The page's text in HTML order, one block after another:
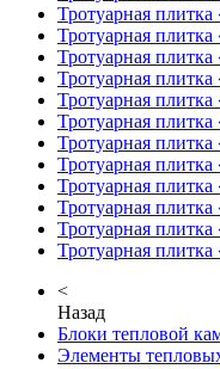
Тротуарная плитка
Тротуарная плитка
Тротуарная плитка
Тротуарная плитка
Тротуарная
Тротуарная плитка
Тротуарная
Тротуарная плитка
Тротуарная
Тротуарная
Тротуарная плитка
Тротуарная плитка
<
Назад
Блоки тепловой
Элементы